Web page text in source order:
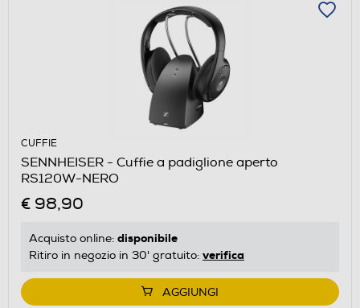
CUFFIE
SENNHEISER - Cuffie a padiglione aperto
RS120W-NERO
€ 98,90
Acquisto online: disponibile
Ritiro in negozio in 30' gratuito: verifica
AGGIUNGI